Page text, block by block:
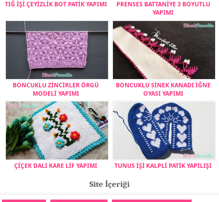
TIĞ İŞİ ÇEYİZLİK BOT PATİK YAPIMI
PRENSES BATTANİYE 3 BOYUTLU
YAPIMI
BONCUKLU ZİNCİRLER ÖRGÜ
MODELİ YAPIMI
BONCUKLU SİNEK KANADI İĞNE
OYASI YAPIMI
ÇİÇEK DALI KARE LİF YAPIMI TUNUS İŞİ KALPLİ PATİK YAPILIŞI
Site İçeriği